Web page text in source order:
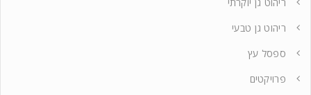
ריהוט גן טבעי
ספסל עץ
פרויקטים